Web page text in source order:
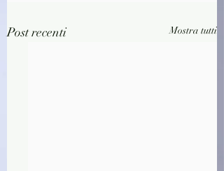
Post recenti Mostra tutti